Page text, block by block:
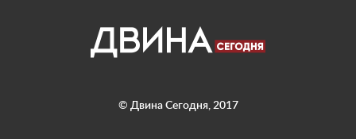
© Двина Сегодня, 2017